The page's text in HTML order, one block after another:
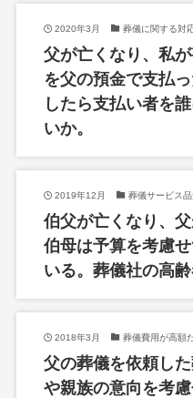
2020年3月 葬儀に関する対
父が亡くなり、私
を父の預金で支払
したら支払い者を
いか。
2019年12月 葬儀サービス
伯父が亡くなり、
伯母は予算を考慮
いる。葬儀社の高
2018年3月 葬儀費用が高額
父の葬儀を依頼し
や親族の意向を考